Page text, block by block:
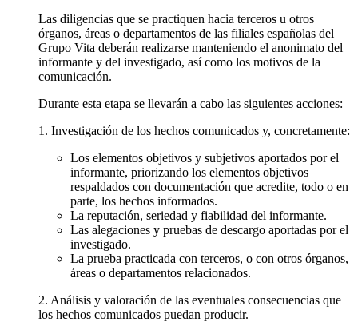
Las diligencias que se practiquen hacia terceros u otros
órganos, áreas o departamentos de las filiales españolas del
Grupo Vita deberán realizarse manteniendo el anonimato del
informante y del investigado, así como los motivos de la
comunicación.
Durante esta etapa se llevarán a cabo las siguientes acciones:
1. Investigación de los hechos comunicados y, concretamente:
Los elementos objetivos y subjetivos aportados por el
informante, priorizando los elementos objetivos
respaldados con documentación que acredite, todo o en
parte, los hechos informados.
La reputación, seriedad y fiabilidad del informante.
Las alegaciones y pruebas de descargo aportadas por el
investigado.
La prueba practicada con terceros, o con otros órganos,
áreas o departamentos relacionados.
2. Análisis y valoración de las eventuales consecuencias que
los hechos comunicados puedan producir.